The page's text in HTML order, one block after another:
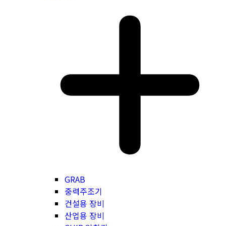
GRAB
중력주조기
건설용 장비
산업용 장비